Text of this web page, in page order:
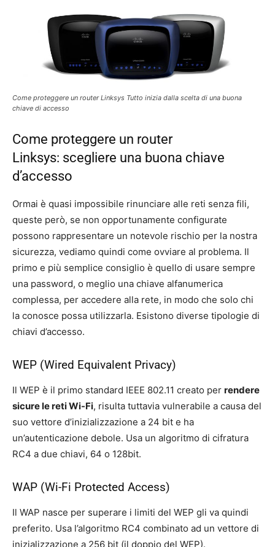
Come proteggere un router Linksys Tutto inizia dalla scelta di una buona
chiave di accesso
Come proteggere un router
Linksys: scegliere una buona chiave
d’accesso
Ormai è quasi impossibile rinunciare alle reti senza fili,
queste però, se non opportunamente configurate
possono rappresentare un notevole rischio per la nostra
sicurezza, vediamo quindi come ovviare al problema. Il
primo e più semplice consiglio è quello di usare sempre
una password, o meglio una chiave alfanumerica
complessa, per accedere alla rete, in modo che solo chi
la conosce possa utilizzarla. Esistono diverse tipologie di
chiavi d’accesso.
WEP (Wired Equivalent Privacy)
Il WEP è il primo standard IEEE 802.11 creato per rendere
sicure le reti Wi-Fi, risulta tuttavia vulnerabile a causa del
suo vettore d’inizializzazione a 24 bit e ha
un’autenticazione debole. Usa un algoritmo di cifratura
RC4 a due chiavi, 64 o 128bit.
WAP (Wi-Fi Protected Access)
Il WAP nasce per superare i limiti del WEP gli va quindi
preferito. Usa l’algoritmo RC4 combinato ad un vettore di
inizializzazione a 256 bit (il doppio del WEP).